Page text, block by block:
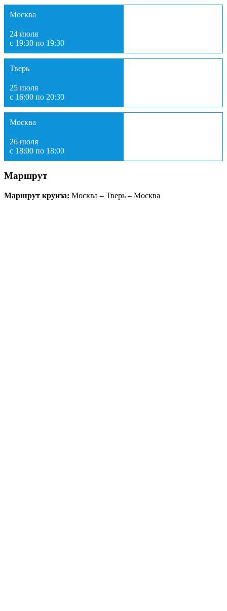
Москва
24 июля
с 19:30 по 19:30
Тверь
25 июля
с 16:00 по 20:30
Москва
26 июля
с 18:00 по 18:00
Маршрут
Маршрут круиза: Москва – Тверь – Москва